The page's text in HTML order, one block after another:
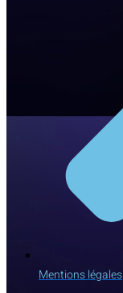
Mentions légales